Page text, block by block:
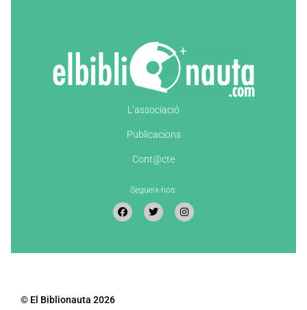
L’associació
Publicacions
Cont@cte
Segueix-nos:
© El Biblionauta 2026